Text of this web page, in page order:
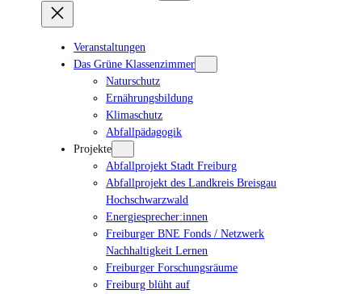
Veranstaltungen
Das Grüne Klassenzimmer
Naturschutz
Ernährungsbildung
Klimaschutz
Abfallpädagogik
Projekte
Abfallprojekt Stadt Freiburg
Abfallprojekt des Landkreis Breisgau
Hochschwarzwald
Energiesprecher:innen
Freiburger BNE Fonds / Netzwerk
Nachhaltigkeit Lernen
Freiburger Forschungsräume
Freiburg blüht auf